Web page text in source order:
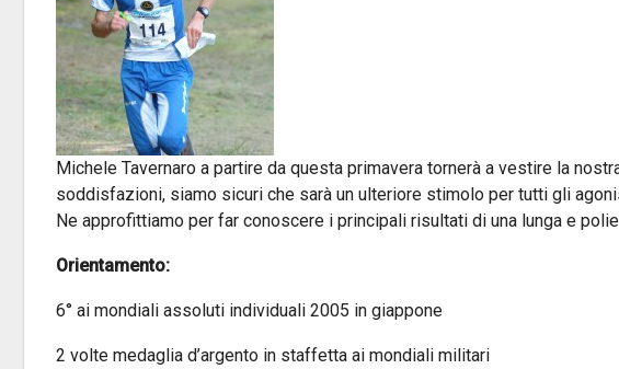
Michele Tavernaro a partire da questa primavera tornerà a vestire la
soddisfazioni, siamo sicuri che sarà un ulteriore stimolo per tutti gli
Ne approfittiamo per far conoscere i principali risultati di una lunga e
Orientamento:
6° ai mondiali assoluti individuali 2005 in giappone
2 volte medaglia d’argento in staffetta ai mondiali militari